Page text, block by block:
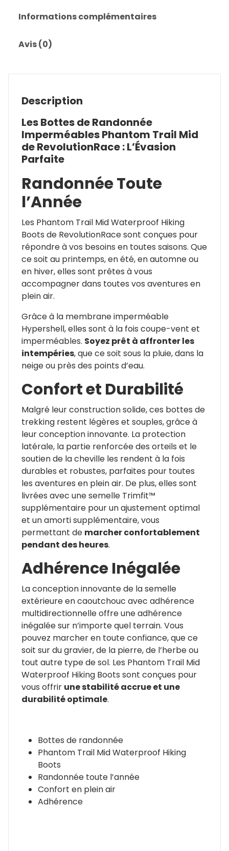
Informations complémentaires
Avis (0)
Description
Les Bottes de Randonnée
Imperméables Phantom Trail Mid
de RevolutionRace : L’Évasion
Parfaite
Randonnée Toute
l’Année
Les Phantom Trail Mid Waterproof Hiking
Boots de RevolutionRace sont conçues pour
répondre à vos besoins en toutes saisons. Que
ce soit au printemps, en été, en automne ou
en hiver, elles sont prêtes à vous
accompagner dans toutes vos aventures en
plein air.
Grâce à la membrane imperméable
Hypershell, elles sont à la fois coupe-vent et
imperméables. Soyez prêt à affronter les
intempéries, que ce soit sous la pluie, dans la
neige ou près des points d’eau.
Confort et Durabilité
Malgré leur construction solide, ces bottes de
trekking restent légères et souples, grâce à
leur conception innovante. La protection
latérale, la partie renforcée des orteils et le
soutien de la cheville les rendent à la fois
durables et robustes, parfaites pour toutes
les aventures en plein air. De plus, elles sont
livrées avec une semelle Trimfit™
supplémentaire pour un ajustement optimal
et un amorti supplémentaire, vous
permettant de marcher confortablement
pendant des heures.
Adhérence Inégalée
La conception innovante de la semelle
extérieure en caoutchouc avec adhérence
multidirectionnelle offre une adhérence
inégalée sur n’importe quel terrain. Vous
pouvez marcher en toute confiance, que ce
soit sur du gravier, de la pierre, de l’herbe ou
tout autre type de sol. Les Phantom Trail Mid
Waterproof Hiking Boots sont conçues pour
vous offrir une stabilité accrue et une
durabilité optimale.
Bottes de randonnée
Phantom Trail Mid Waterproof Hiking
Boots
Randonnée toute l’année
Confort en plein air
Adhérence